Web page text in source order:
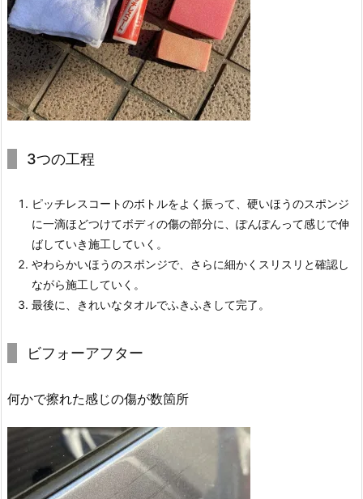
3つの工程
ピッチレスコートのボトルをよく振って、硬いほうのスポンジ
に一滴ほどつけてボディの傷の部分に、ぽんぽんって感じで伸
ばしていき施工していく。
やわらかいほうのスポンジで、さらに細かくスリスリと確認し
ながら施工していく。
最後に、きれいなタオルでふきふきして完了。
ビフォーアフター
何かで擦れた感じの傷が数箇所